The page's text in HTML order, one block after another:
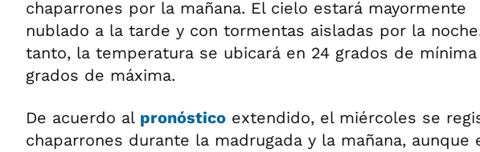
chaparrones por la mañana. El cielo estará mayormente
nublado a la tarde y con tormentas aisladas por la
tanto, la temperatura se ubicará en 24 grados de
grados de máxima.
De acuerdo al pronóstico extendido, el miércoles se
chaparrones durante la madrugada y la mañana, aunque